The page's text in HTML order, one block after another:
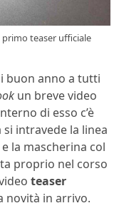
primo teaser ufficiale
buon anno a tutti
un breve video
di esso c’è
intravede la linea
e la mascherina col
proprio nel corso
teaser
novità in arrivo.